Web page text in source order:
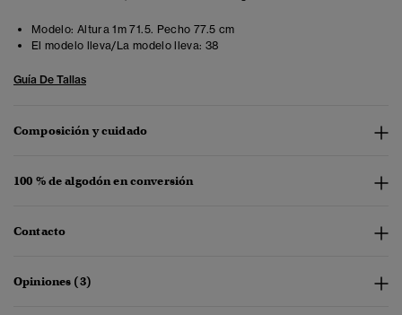
Modelo: Altura 1m 71.5. Pecho 77.5 cm
El modelo lleva/La modelo lleva: 38
Guía De Tallas
Composición y cuidado
100 % de algodón en conversión
Contacto
Opiniones (3)